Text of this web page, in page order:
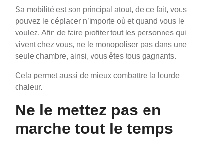
Sa mobilité est son principal atout, de ce fait, vous
pouvez le déplacer n’importe où et quand vous le
voulez. Afin de faire profiter tout les personnes qui
vivent chez vous, ne le monopoliser pas dans une
seule chambre, ainsi, vous êtes tous gagnants.
Cela permet aussi de mieux combattre la lourde
chaleur.
Ne le mettez pas en
marche tout le temps